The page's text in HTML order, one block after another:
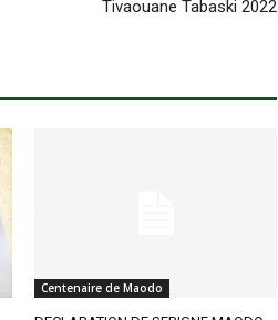
Tivaouane Tabaski 2022
Centenaire de Maodo